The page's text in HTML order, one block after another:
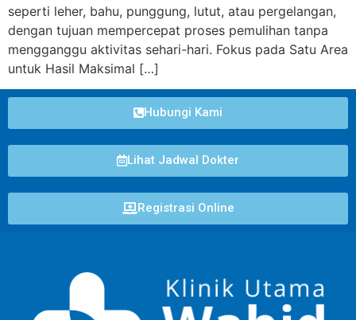
seperti leher, bahu, punggung, lutut, atau pergelangan,
dengan tujuan mempercepat proses pemulihan tanpa
mengganggu aktivitas sehari-hari. Fokus pada Satu Area
untuk Hasil Maksimal […]
Hubungi Kami
Lihat Jadwal Dokter
Registrasi Online